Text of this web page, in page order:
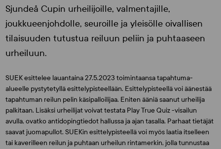
Sjundeå Cupin urheilijoille, valmentajille,
joukkueenjohdolle, seuroille ja yleisölle oivallisen
tilaisuuden tutustua reiluun peliin ja puhtaaseen
urheiluun.
SUEK esittelee lauantaina 27.5.2023 toimintaansa tapahtuma-
alueelle pystytetyllä esittelypisteellään. Esittelypisteellä voi äänestää
tapahtuman reilun pelin käsipalloilijaa. Eniten ääniä saanut urheilija
palkitaan. Lisäksi urheilijat voivat testata Play True Quiz -visailun
avulla, ovatko antidopingtiedot hallussa ja ajan tasalla. Parhaat tietäjät
saavat juomapullot. SUEKin esittelypisteellä voi myös laatia itselleen
tai kaverilleen reilun ja puhtaan urheilun rintamerkin, jolla tunnustaa